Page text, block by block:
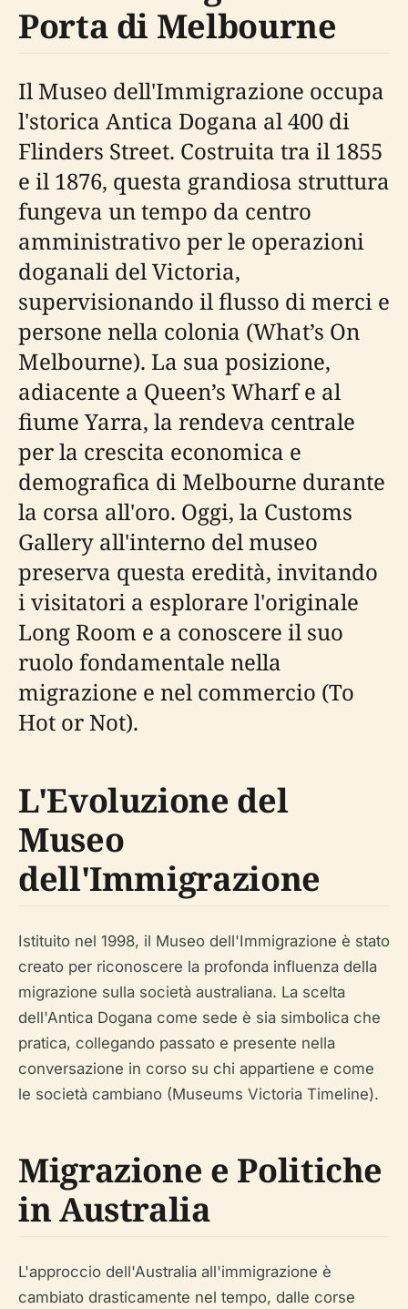
Porta di Melbourne
Il Museo dell'Immigrazione occupa
l'storica Antica Dogana al 400 di
Flinders Street. Costruita tra il 1855
e il 1876, questa grandiosa struttura
fungeva un tempo da centro
amministrativo per le operazioni
doganali del Victoria,
supervisionando il flusso di merci e
persone nella colonia (What’s On
Melbourne). La sua posizione,
adiacente a Queen’s Wharf e al
fiume Yarra, la rendeva centrale
per la crescita economica e
demografica di Melbourne durante
la corsa all'oro. Oggi, la Customs
Gallery all'interno del museo
preserva questa eredità, invitando
i visitatori a esplorare l'originale
Long Room e a conoscere il suo
ruolo fondamentale nella
migrazione e nel commercio (To
Hot or Not).
L'Evoluzione del
Museo
dell'Immigrazione
Istituito nel 1998, il Museo dell'Immigrazione è stato
creato per riconoscere la profonda influenza della
migrazione sulla società australiana. La scelta
dell'Antica Dogana come sede è sia simbolica che
pratica, collegando passato e presente nella
conversazione in corso su chi appartiene e come
le società cambiano (Museums Victoria Timeline).
Migrazione e Politiche
in Australia
L'approccio dell'Australia all'immigrazione è
cambiato drasticamente nel tempo, dalle corse